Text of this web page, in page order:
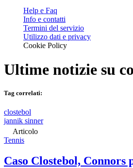
Help e Faq
Info e contatti
Termini del servizio
Utilizzo dati e privacy
Cookie Policy
Ultime notizie su
Tag correlati:
clostebol
jannik sinner
Articolo
Tennis
Caso Clostebol,